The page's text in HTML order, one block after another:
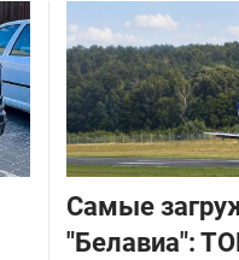
Самые
"Белавиа":